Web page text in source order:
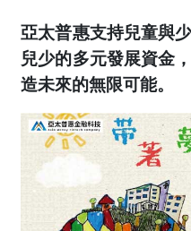
亞太普惠支持兒童與
兒少的多元發展資金
造未來的無限可能。